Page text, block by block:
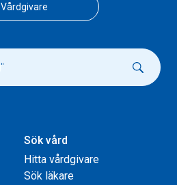
Vårdgivare
Sök vård
Hitta vårdgivare
Sök läkare